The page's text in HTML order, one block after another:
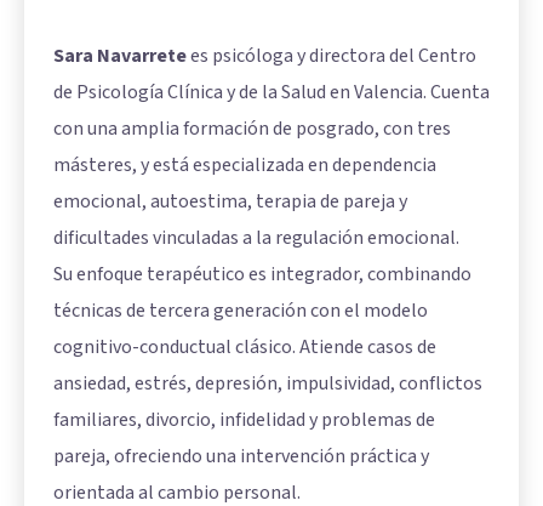
Sara Navarretees psicóloga y directora del Centro
de Psicología Clínica y de la Salud en Valencia. Cuenta
con una amplia formación de posgrado, con tres
másteres, y está especializada en dependencia
emocional, autoestima, terapia de pareja y
dificultades vinculadas a la regulación emocional.
Su enfoque terapéutico es integrador, combinando
técnicas de tercera generación con el modelo
cognitivo-conductual clásico. Atiende casos de
ansiedad, estrés, depresión, impulsividad, conflictos
familiares, divorcio, infidelidad y problemas de
pareja, ofreciendo una intervención práctica y
orientada al cambio personal.